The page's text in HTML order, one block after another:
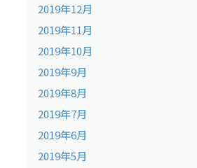
2019年12月
2019年11月
2019年10月
2019年9月
2019年8月
2019年7月
2019年6月
2019年5月